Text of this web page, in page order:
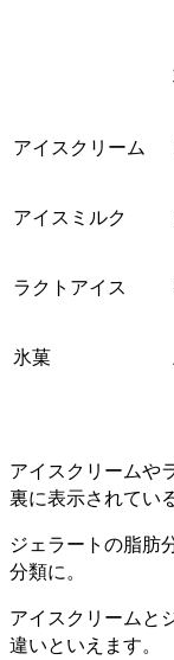
アイスクリーム
アイスミルク
ラクトアイス
氷菓
アイスクリームや
裏に表示されてい
ジェラートの脂肪
分類に。
アイスクリームと
違いといえます。